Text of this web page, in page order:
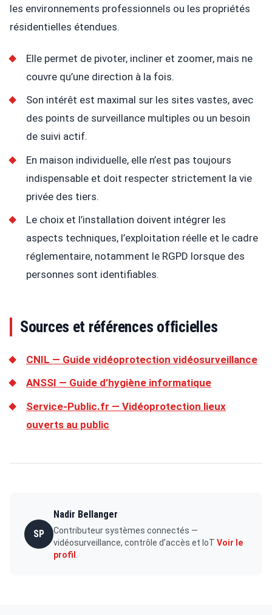
les environnements professionnels ou les propriétés
résidentielles étendues.
Elle permet de pivoter, incliner et zoomer, mais ne
couvre qu’une direction à la fois.
Son intérêt est maximal sur les sites vastes, avec
des points de surveillance multiples ou un besoin
de suivi actif.
En maison individuelle, elle n’est pas toujours
indispensable et doit respecter strictement la vie
privée des tiers.
Le choix et l’installation doivent intégrer les
aspects techniques, l’exploitation réelle et le cadre
réglementaire, notamment le RGPD lorsque des
personnes sont identifiables.
Sources et références officielles
CNIL — Guide vidéoprotection vidéosurveillance
ANSSI — Guide d’hygiène informatique
Service-Public.fr — Vidéoprotection lieux
ouverts au public
SP
Nadir Bellanger
Contributeur systèmes connectés —
vidéosurveillance, contrôle d’accès et IoT Voir le
profil